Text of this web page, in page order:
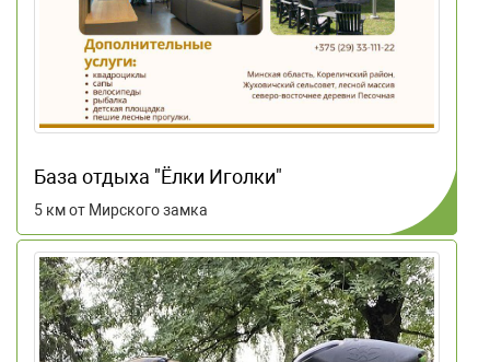
База отдыха "Ёлки Иголки"
5 км от Мирского замка